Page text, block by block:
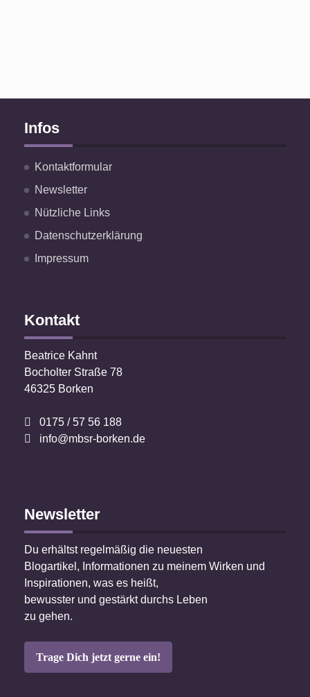
Infos
Kontaktformular
Newsletter
Nützliche Links
Datenschutzerklärung
Impressum
Kontakt
Beatrice Kahnt
Bocholter Straße 78
46325 Borken
0175 / 57 56 188
info@mbsr-borken.de
Newsletter
Du erhältst regelmäßig die neuesten
Blogartikel, Informationen zu meinem Wirken und
Inspirationen, was es heißt,
bewusster und gestärkt durchs Leben
zu gehen.
Trage Dich jetzt gerne ein!